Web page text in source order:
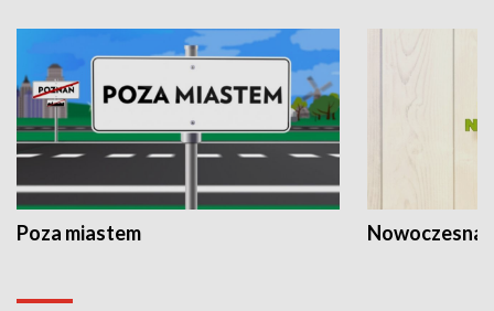
Poza miastem Nowoczesna